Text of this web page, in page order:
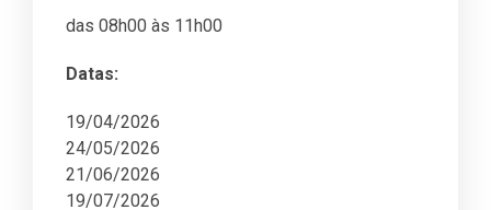
das 08h00 às 11h00
Datas:
19/04/2026
24/05/2026
21/06/2026
19/07/2026